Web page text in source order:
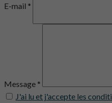
E-mail *
Message *
J'ai lu et j'accepte les